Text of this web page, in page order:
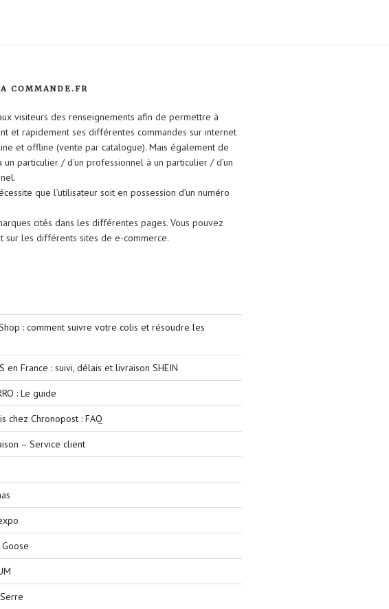
COMMANDE.FR
visiteurs des renseignements afin de permettre à
et rapidement ses différentes commandes sur internet
et offline (vente par catalogue). Mais également de
un particulier / d’un professionnel à un particulier / d’un
que l’utilisateur soit en possession d’un numéro
cités dans les différentes pages. Vous pouvez
sur les différents sites de e-commerce.
: comment suivre votre colis et résoudre les
en France : suivi, délais et livraison SHEIN
: Le guide
chez Chronopost : FAQ
– Service client